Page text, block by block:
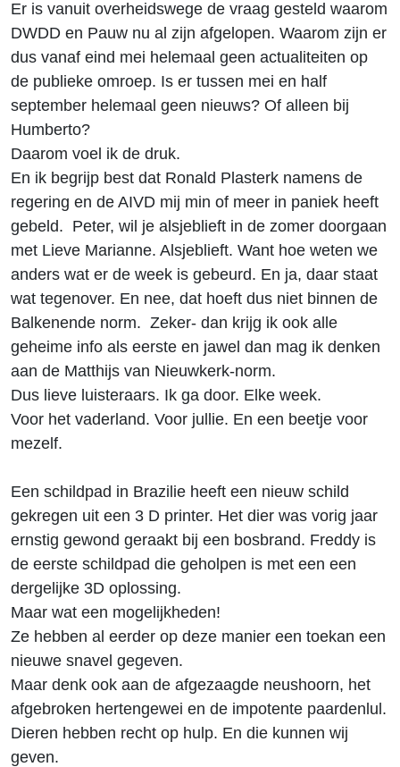
Er is vanuit overheidswege de vraag gesteld waarom
DWDD en Pauw nu al zijn afgelopen. Waarom zijn er
dus vanaf eind mei helemaal geen actualiteiten op
de publieke omroep. Is er tussen mei en half
september helemaal geen nieuws? Of alleen bij
Humberto?
Daarom voel ik de druk.
En ik begrijp best dat Ronald Plasterk namens de
regering en de AIVD mij min of meer in paniek heeft
gebeld. Peter, wil je alsjeblieft in de zomer doorgaan
met Lieve Marianne. Alsjeblieft. Want hoe weten we
anders wat er de week is gebeurd. En ja, daar staat
wat tegenover. En nee, dat hoeft dus niet binnen de
Balkenende norm. Zeker- dan krijg ik ook alle
geheime info als eerste en jawel dan mag ik denken
aan de Matthijs van Nieuwkerk-norm.
Dus lieve luisteraars. Ik ga door. Elke week.
Voor het vaderland. Voor jullie. En een beetje voor
mezelf.
Een schildpad in Brazilie heeft een nieuw schild
gekregen uit een 3 D printer. Het dier was vorig jaar
ernstig gewond geraakt bij een bosbrand. Freddy is
de eerste schildpad die geholpen is met een een
dergelijke 3D oplossing.
Maar wat een mogelijkheden!
Ze hebben al eerder op deze manier een toekan een
nieuwe snavel gegeven.
Maar denk ook aan de afgezaagde neushoorn, het
afgebroken hertengewei en de impotente paardenlul.
Dieren hebben recht op hulp. En die kunnen wij
geven.